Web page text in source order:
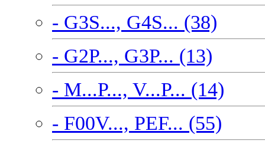
- G3S..., G4S... (38)
- G2P..., G3P... (13)
- M...P..., V...P... (14)
- F00V..., PEF... (55)